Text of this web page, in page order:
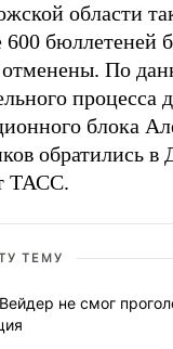
области
600 бюллетеней
По
процесса
блока
обратились в
ТАСС.
ТЕМУ
не смог